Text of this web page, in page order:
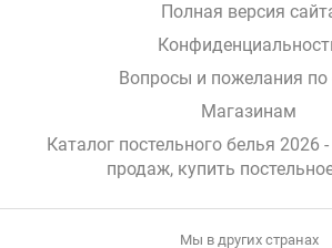
Полная версия
Вопросы и пожелания по
Магазинам
Каталог постельного белья 2026
продаж, купить
Мы в других странах